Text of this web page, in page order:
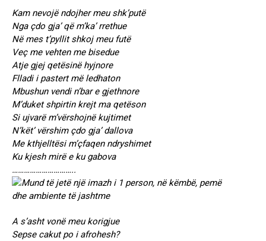
Kam nevojë ndojher meu shk’putë
Nga çdo gja’ që m’ka’ rrethue
Në mes t’pyllit shkoj meu futë
Veç me vehten me bisedue
Atje gjej qetësinë hyjnore
Flladi i pastert më ledhaton
Mbushun vendi n’bar e gjethnore
M’duket shpirtin krejt ma qetëson
Si ujvarë m’vërshojnë kujtimet
N’kët’ vërshim çdo gja’ dallova
Me kthjelltësi m’çfaqen ndryshimet
Ku kjesh mirë e ku gabova
…………………………..
A s’asht vonë meu korigjue
Sepse cakut po i afrohesh?